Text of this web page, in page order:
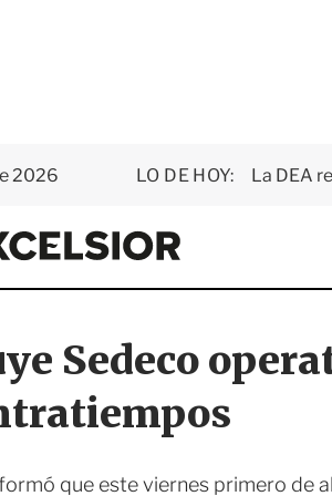
2026 LO DE HOY: La DEA
E
x
e
i
o
Sedeco
que este viernes primero